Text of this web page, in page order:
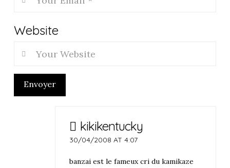
Website
Envoyer
kikikentucky
30/04/2008 AT 4:07
banzai est le fameux cri du kamikaze